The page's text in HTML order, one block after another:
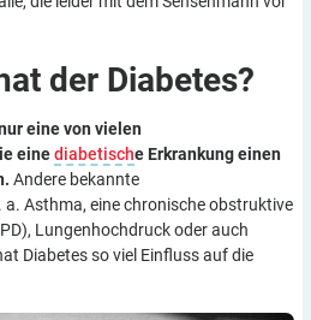
der Diabetes?
eine von vielen
einediabetische Erkrankung einen
Andere bekannte
Asthma, eine chronische obstruktive
Lungenhochdruck oder auch
Diabetes so viel Einfluss auf die